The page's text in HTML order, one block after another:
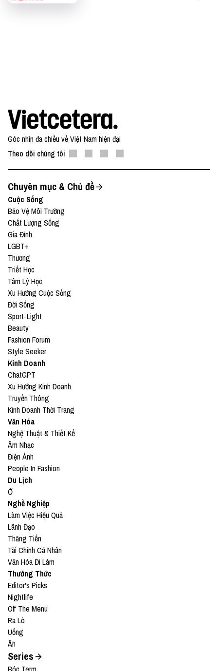
https://www.buymeacoffee.com/vietcetera
Góc nhìn đa chiều về Việt Nam hiện đại
Theo dõi chúng tôi
Chuyên mục & Chủ đề
Cuộc Sống
Bảo Vệ Môi Trường
Chất Lượng Sống
Gia Đình
LGBT+
Thương
Triết Học
Tâm Lý Học
Xu Hướng Cuộc Sống
Đời Sống
Sport-Light
Beauty
Fashion Forum
Style Seeker
Kinh Doanh
ChatGPT
Xu Hướng Kinh Doanh
Truyền Thông
Kinh Doanh Thời Trang
Văn Hóa
Nghệ Thuật & Thiết Kế
Âm Nhạc
Điện Ảnh
People In Fashion
Du Lịch
Ở
Nghề Nghiệp
Làm Việc Hiệu Quả
Lãnh Đạo
Thăng Tiến
Tài Chính Cá Nhân
Văn Hóa Đi Làm
Thưởng Thức
Editor's Picks
Nightlife
Off The Menu
Ra Lò
Uống
Ăn
Series